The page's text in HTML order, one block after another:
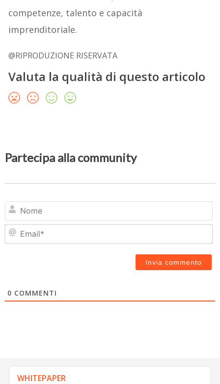
competenze, talento e capacità
imprenditoriale.
@RIPRODUZIONE RISERVATA
Valuta la qualità di questo articolo
Partecipa alla community
0 COMMENTI
WHITEPAPER